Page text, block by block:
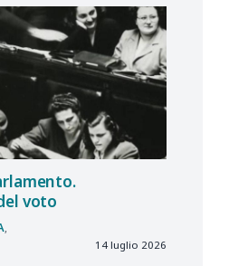
voto
14 luglio 2026